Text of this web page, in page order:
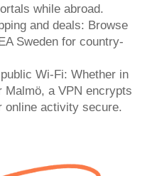
while abroad.
and deals: Browse
Sweden for country-
Wi-Fi: Whether in
Malmö, a VPN encrypts
online activity secure.